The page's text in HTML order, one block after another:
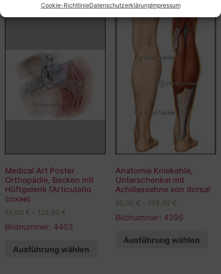
Cookie-RichtlinieDatenschutzerklärungImpressum
Medical Art Poster
Orthopädie, Becken mit
Hüftgelenk (Articulatio
coxae)
55,00 € – 135,00 €
Bildnummer: 4403
Ausführung wählen
Anatomie Kniekehle,
Unterschenkel mit
Achillessehne von dorsal
55,00 € – 135,00 €
Bildnummer: 4395
Ausführung wählen